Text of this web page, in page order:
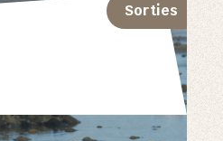
Sorties